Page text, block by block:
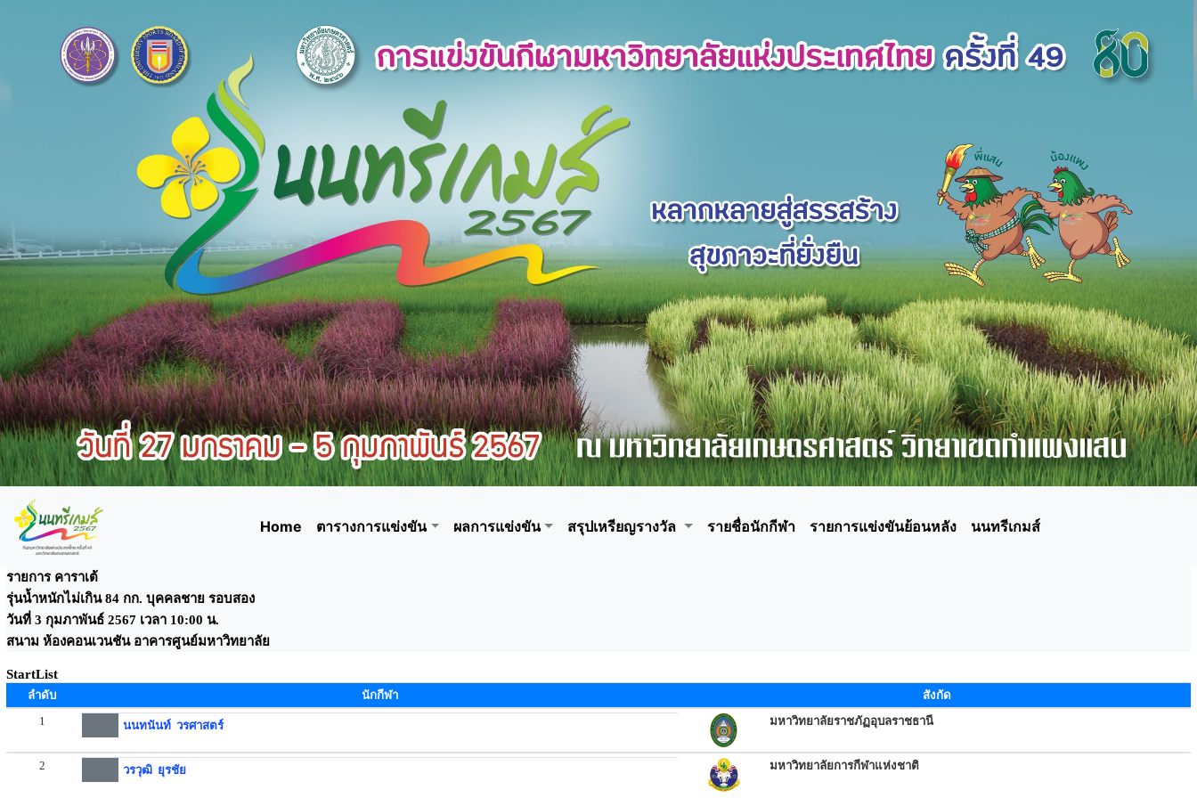
Home ตารางการแข่งขัน ผลการแข่งขัน สรุปเหรียญรางวัล รายชื่อนักกีฬา รายการแข่งขันย้อนหลัง นนทรีเกมส์
รายการ คาราเต้
รุ่นน้ำหนักไม่เกิน 84 กก. บุคคลชาย รอบสอง
วันที่ 3 กุมภาพันธ์ 2567 เวลา 10:00 น.
สนาม ห้องคอนเวนชัน อาคารศูนย์มหาวิทยาลัย
StartList
ลำดับ นักกีฬา
สังกัด
1
นนทนันท์ วรศาสตร์ มหาวิทยาลัยราชภัฏอุบลราชธานี
2 วรวุฒิ ยุรชัย มหาวิทยาลัยการกีฬาแห่งชาติ